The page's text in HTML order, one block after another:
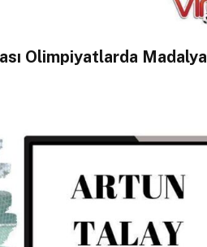
Olimpiyatlarda Madalya